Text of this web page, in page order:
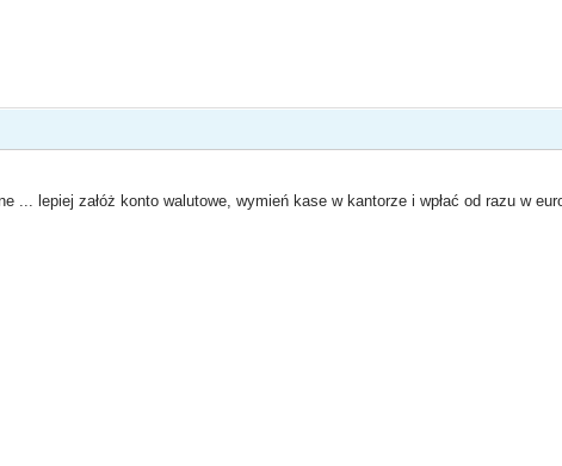
... lepiej załóż konto walutowe, wymień kase w kantorze i wpłać od razu w